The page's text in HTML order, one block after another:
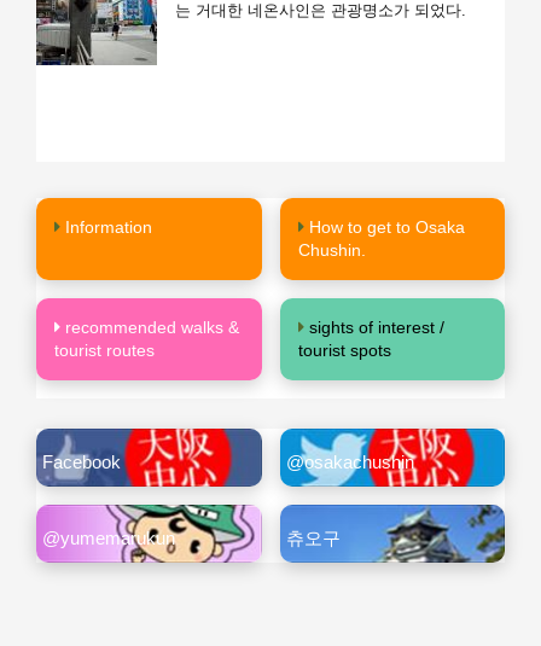
는 거대한 네온사인은 관광명소가 되었다.
Information
How to get to Osaka
Chushin.
recommended walks &
tourist routes
sights of interest /
tourist spots
Facebook @osakachushin
@yumemarukun 츄오구